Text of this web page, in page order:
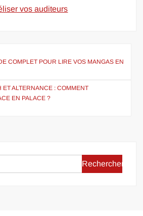
vos auditeurs
COMPLET POUR LIRE VOS MANGAS EN
ET ALTERNANCE : COMMENT
EN PALACE ?
Rechercher :